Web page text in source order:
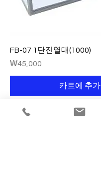
FB-07 1단진열대(1000)
가격
₩45,000
카트에 추가